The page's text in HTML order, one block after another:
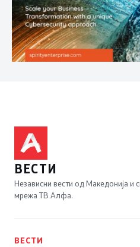
ВЕСТИ
Независни вести од Македонија и
мрежа ТВ Алфа.
ВЕСТИ